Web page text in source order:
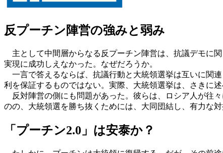
反プーチン陣営の強みと弱み
主として中間層からなる反プーチン陣営は、抗議デモに
実現に成功しえなかった。なぜだろうか。
一言で答えるならば、抗議行動と大統領選挙は互いに関
利を保証するものではない。実際、大統領選挙は、さきに
反対陣営の側にも問題があった。彼らは、ロシア人が往
のの、大統領選を勝ち抜くためには、大同団結し、有力な
「プーチン2.0」は安泰か？